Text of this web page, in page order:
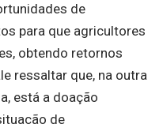
de
para que agricultores
obtendo retornos
ressaltar que, na outra
está a doação
de